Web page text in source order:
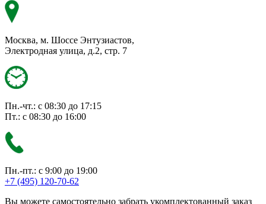
Москва, м. Шоссе Энтузиастов,
Электродная улица, д.2, стр. 7
Пн.-чт.: с 08:30 до 17:15
Пт.: с 08:30 до 16:00
Пн.-пт.: с 9:00 до 19:00
+7 (495) 120-70-62
Вы можете самостоятельно забрать укомплектованный заказ